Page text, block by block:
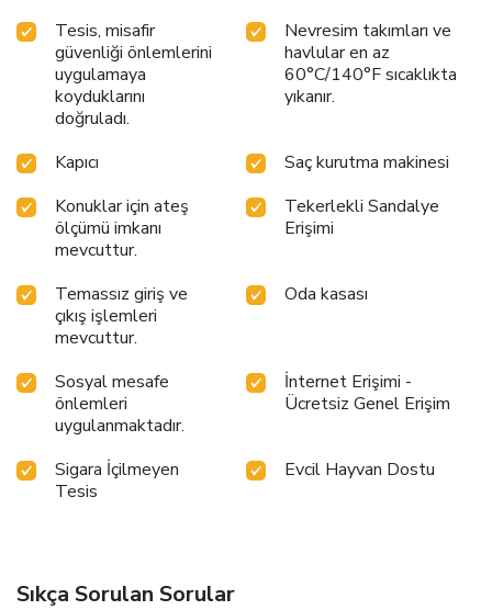
Tesis, misafir
güvenliği önlemlerini
uygulamaya
koyduklarını
doğruladı.
Nevresim takımları ve
havlular en az
60°C/140°F sıcaklıkta
yıkanır.
Kapıcı
Saç kurutma makinesi
Konuklar için ateş
ölçümü imkanı
mevcuttur.
Tekerlekli Sandalye
Erişimi
Temassız giriş ve
çıkış işlemleri
mevcuttur.
Oda kasası
Sosyal mesafe
önlemleri
uygulanmaktadır.
İnternet Erişimi -
Ücretsiz Genel Erişim
Sigara İçilmeyen
Tesis
Evcil Hayvan Dostu
Sıkça Sorulan Sorular